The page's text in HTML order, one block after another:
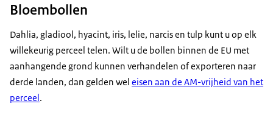
Bloembollen
Dahlia, gladiool, hyacint, iris, lelie, narcis en tulp kunt u op elk
willekeurig perceel telen. Wilt u de bollen binnen de EU met
aanhangende grond kunnen verhandelen of exporteren naar
derde landen, dan gelden wel eisen aan de AM-vrijheid van het
perceel .